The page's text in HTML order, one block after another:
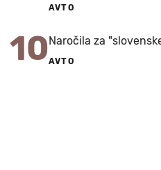
AVTO
10Naročila za
AVTO